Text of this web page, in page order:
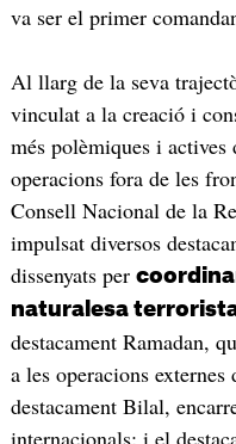
va ser el primer
Al llarg de la seva
vinculat a la creació i
més polèmiques i
operacions fora de les
Consell Nacional de la
impulsat diversos
dissenyats per
naturalesa
destacament Ramadan,
a les operacions
destacament Bilal,
internacionals; i el